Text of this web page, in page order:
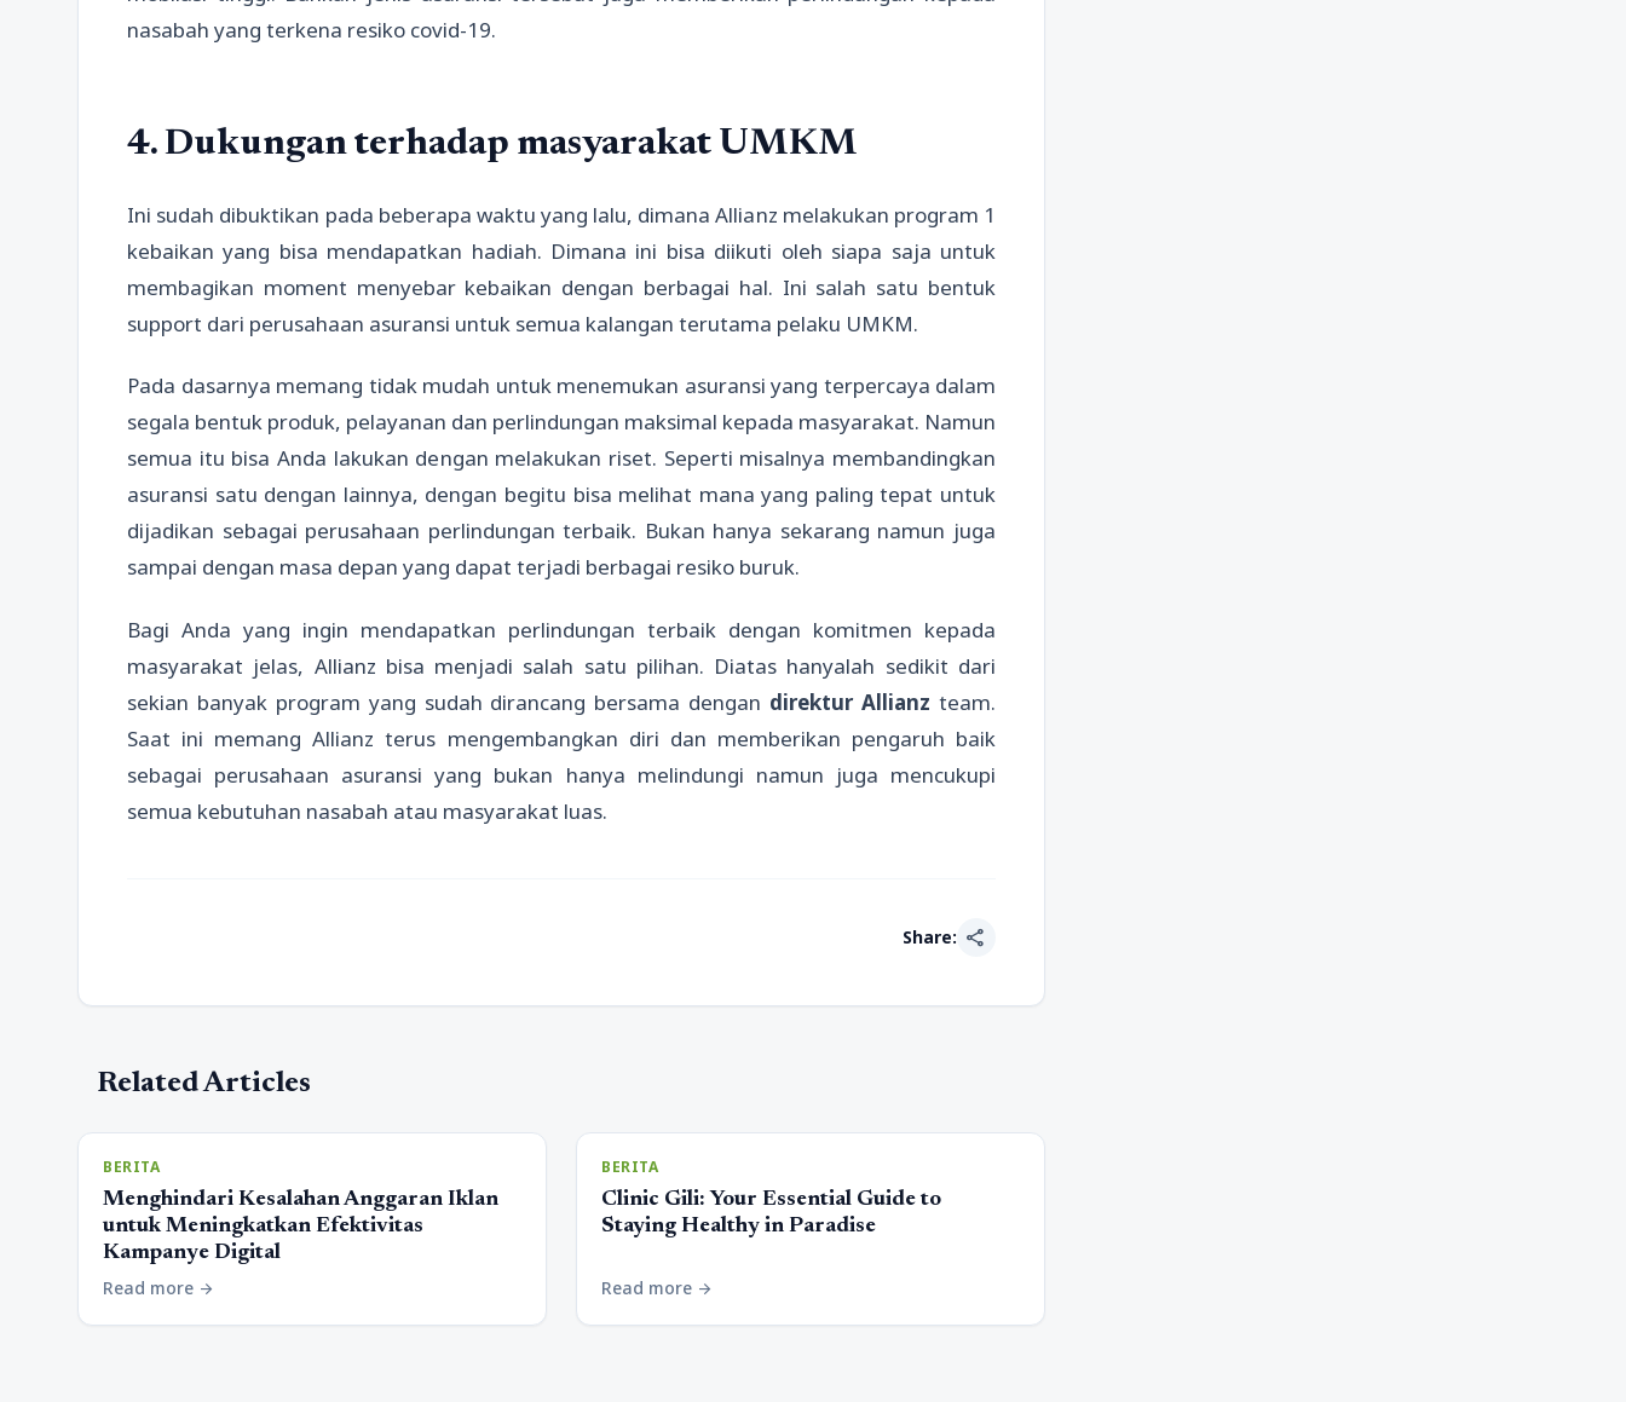
nasabah yang terkena resiko covid-19.
4. Dukungan terhadap masyarakat UMKM
Ini sudah dibuktikan pada beberapa waktu yang lalu, dimana Allianz melakukan program 1
kebaikan yang bisa mendapatkan hadiah. Dimana ini bisa diikuti oleh siapa saja untuk
membagikan moment menyebar kebaikan dengan berbagai hal. Ini salah satu bentuk
support dari perusahaan asuransi untuk semua kalangan terutama pelaku UMKM.
Pada dasarnya memang tidak mudah untuk menemukan asuransi yang terpercaya dalam
segala bentuk produk, pelayanan dan perlindungan maksimal kepada masyarakat. Namun
semua itu bisa Anda lakukan dengan melakukan riset. Seperti misalnya membandingkan
asuransi satu dengan lainnya, dengan begitu bisa melihat mana yang paling tepat untuk
dijadikan sebagai perusahaan perlindungan terbaik. Bukan hanya sekarang namun juga
sampai dengan masa depan yang dapat terjadi berbagai resiko buruk.
Bagi Anda yang ingin mendapatkan perlindungan terbaik dengan komitmen kepada
masyarakat jelas, Allianz bisa menjadi salah satu pilihan. Diatas hanyalah sedikit dari
sekian banyak program yang sudah dirancang bersama dengan direktur Allianz team.
Saat ini memang Allianz terus mengembangkan diri dan memberikan pengaruh baik
sebagai perusahaan asuransi yang bukan hanya melindungi namun juga mencukupi
semua kebutuhan nasabah atau masyarakat luas.
Share: share
Related Articles
BERITA
Menghindari Kesalahan Anggaran Iklan
untuk Meningkatkan Efektivitas
Kampanye Digital
Read more arrow_forward
BERITA
Clinic Gili: Your Essential Guide to
Staying Healthy in Paradise
Read more arrow_forward